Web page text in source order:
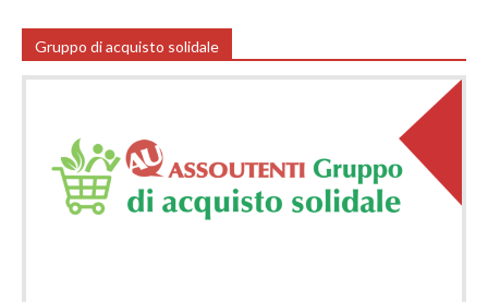
Gruppo di acquisto solidale